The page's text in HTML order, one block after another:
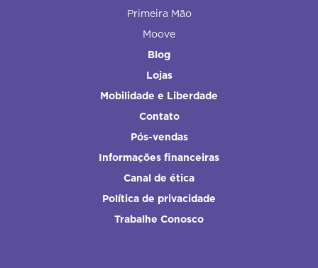
Primeira Mão
Moove
Blog
Lojas
Mobilidade e Liberdade
Contato
Pós-vendas
Informações financeiras
Canal de ética
Política de privacidade
Trabalhe Conosco